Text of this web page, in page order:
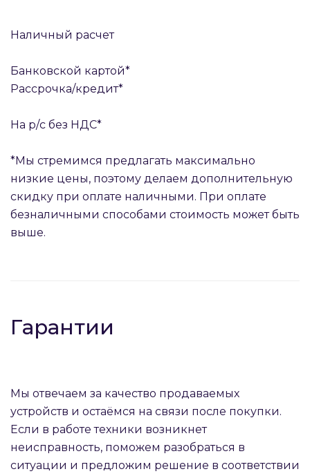
Наличный расчет
Банковской картой*
Рассрочка/кредит*
На р/с без НДС*
*Мы стремимся предлагать максимально
низкие цены, поэтому делаем дополнительную
скидку при оплате наличными. При оплате
безналичными способами стоимость может быть
выше.
Гарантии
Мы отвечаем за качество продаваемых
устройств и остаёмся на связи после покупки.
Если в работе техники возникнет
неисправность, поможем разобраться в
ситуации и предложим решение в соответствии